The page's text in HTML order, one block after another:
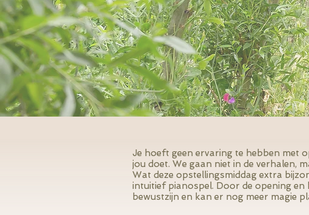
Je hoeft geen ervaring te hebben met
jou doet. We gaan niet in de verhalen,
Wat deze opstellingsmiddag extra
intuitief pianospel. Door de opening en
bewustzijn en kan er nog meer magie